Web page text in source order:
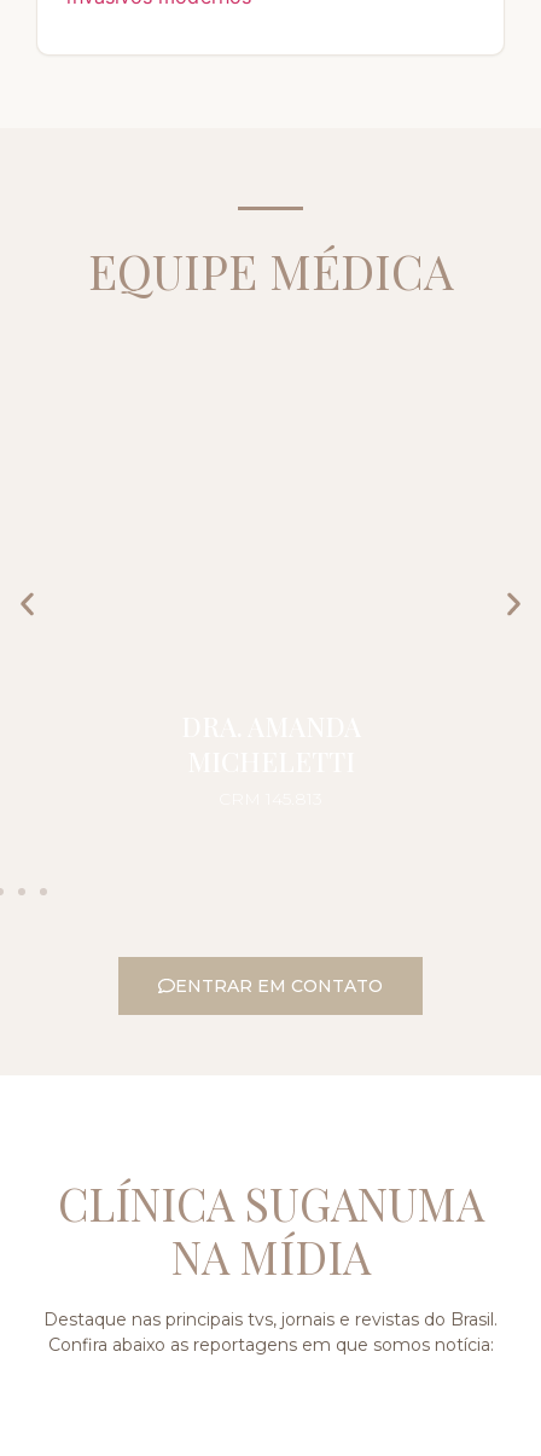
EQUIPE MÉDICA
ENTRAR EM CONTATO
CLÍNICA SUGANUMA
NA MÍDIA
Destaque nas principais tvs, jornais e revistas do Brasil.
Confira abaixo as reportagens em que somos notícia: